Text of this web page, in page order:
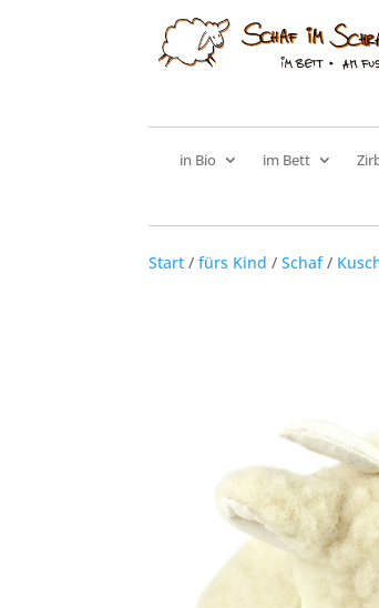
in Bio im Bett
Start /fürs Kind /Schaf/